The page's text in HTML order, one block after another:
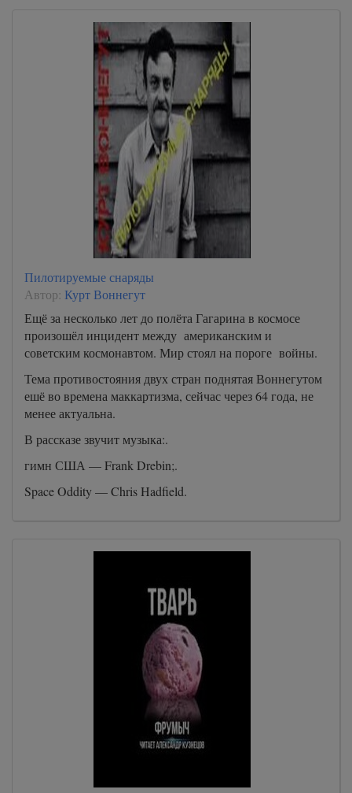
Пилотируемые снаряды
Автор: Курт Воннегут
Ещё за несколько лет до полёта Гагарина в космосе
произошёл инцидент между американским и
советским космонавтом. Мир стоял на пороге войны.
Тема противостояния двух стран поднятая Воннегутом
ешё во времена маккартизма, сейчас через 64 года, не
менее актуальна.
В рассказе звучит музыка:.
гимн США — Frank Drebin;.
Space Oddity — Chris Hadfield.